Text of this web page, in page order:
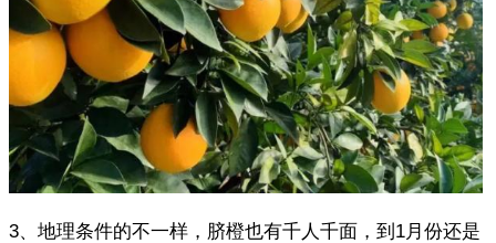
3、地理条件的不一样，脐橙也有千人千面，到1月份还是